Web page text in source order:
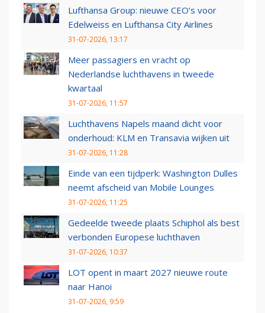
Lufthansa Group: nieuwe CEO’s voor
Edelweiss en Lufthansa City Airlines
31-07-2026, 13:17
Meer passagiers en vracht op
Nederlandse luchthavens in tweede
kwartaal
31-07-2026, 11:57
Luchthavens Napels maand dicht voor
onderhoud: KLM en Transavia wijken uit
31-07-2026, 11:28
Einde van een tijdperk: Washington Dulles
neemt afscheid van Mobile Lounges
31-07-2026, 11:25
Gedeelde tweede plaats Schiphol als best
verbonden Europese luchthaven
31-07-2026, 10:37
LOT opent in maart 2027 nieuwe route
naar Hanoi
31-07-2026, 9:59